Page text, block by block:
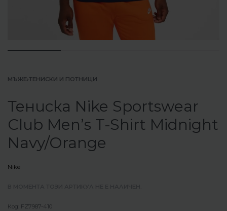
МЪЖЕ›ТЕНИСКИ И ПОТНИЦИ
Тениска Nike Sportswear
Club Men’s T-Shirt Midnight
Navy/Orange
Nike
FZ7987-410